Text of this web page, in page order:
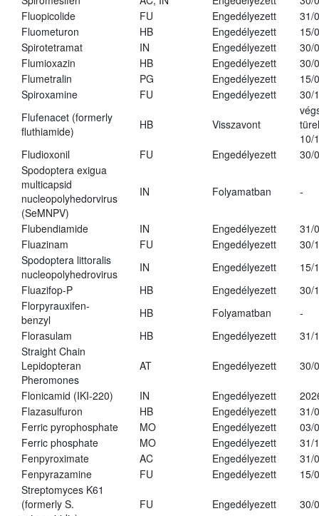
Fluopicolide
FU Engedélyezett
31/
Fluometuron
HB Engedélyezett
15/
Spirotetramat
IN Engedélyezett
30/
Flumioxazin
HB Engedélyezett
30/
Flumetralin
PG Engedélyezett
15/
Spiroxamine
FU Engedélyezett
30/
Flufenacet (formerly
fluthiamide)
HB Visszavont
10/
Fludioxonil
FU Engedélyezett
30/
Spodoptera exigua
multicapsid
nucleopolyhedorvirus
(SeMNPV)
IN Folyamatban -
Flubendiamide IN Engedélyezett
31/
Fluazinam
FU Engedélyezett
30/
Spodoptera littoralis
nucleopolyhedrovirus
IN Engedélyezett
15/
Fluazifop-P
HB Engedélyezett
30/
Florpyrauxifen-
benzyl
HB Folyamatban
-
Florasulam
HB Engedélyezett
31/
Straight Chain
Lepidopteran
Pheromones
AT Engedélyezett 30/
Flonicamid (IKI-220) IN Engedélyezett
Flazasulfuron
HB Engedélyezett
31/
Ferric pyrophosphate
MO Engedélyezett
03/
Ferric phosphate
MO Engedélyezett
31/
Fenpyroximate
AC Engedélyezett
31/
Fenpyrazamine
FU Engedélyezett
15/
Streptomyces K61
(formerly S.
FU Engedélyezett 30/